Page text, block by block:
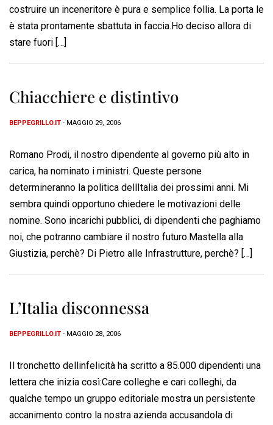
costruire un inceneritore è pura e semplice follia. La porta le
è stata prontamente sbattuta in faccia.Ho deciso allora di
stare fuori […]
Chiacchiere e distintivo
BEPPEGRILLO.IT - MAGGIO 29, 2006
Romano Prodi, il nostro dipendente al governo più alto in
carica, ha nominato i ministri. Queste persone
determineranno la politica dellItalia dei prossimi anni. Mi
sembra quindi opportuno chiedere le motivazioni delle
nomine. Sono incarichi pubblici, di dipendenti che paghiamo
noi, che potranno cambiare il nostro futuro.Mastella alla
Giustizia, perchè? Di Pietro alle Infrastrutture, perchè? […]
L’Italia disconnessa
BEPPEGRILLO.IT - MAGGIO 28, 2006
Il tronchetto dellinfelicità ha scritto a 85.000 dipendenti una
lettera che inizia così:Care colleghe e cari colleghi, da
qualche tempo un gruppo editoriale mostra un persistente
accanimento contro la nostra azienda accusandola di